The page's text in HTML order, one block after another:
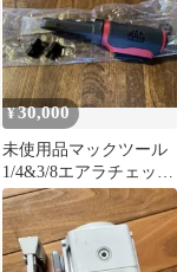
¥30,000
未使用品マックツール
1/4&3/8エアラチェット
MPF59025